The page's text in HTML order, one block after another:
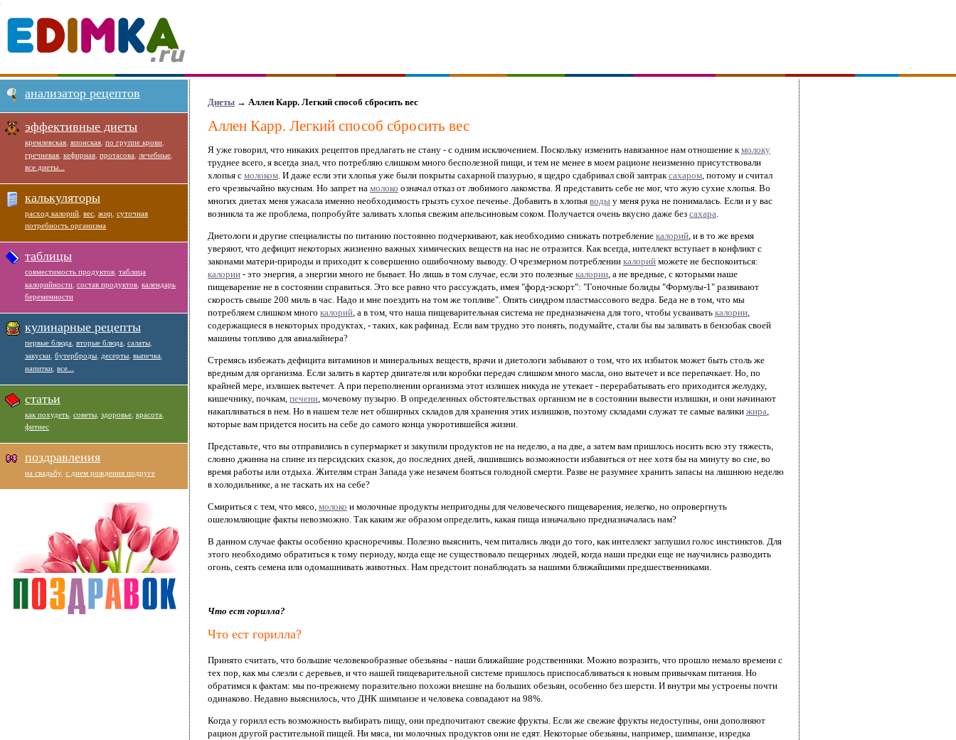
Диеты → Аллен Карр. Легкий способ сбросить вес
Аллен Карр. Легкий способ сбросить вес
Я уже говорил, что никаких рецептов предлагать не стану - с одним исключением. Поскольку изменить навязанное нам отношение кмолоку
труднее всего, я всегда знал, что потребляю слишком много бесполезной пищи, и тем не менее в моем рационе неизменно присутствовали
хлопья с молоком. И даже если эти хлопья уже были покрыты сахарной глазурью, я щедро сдабривал свой завтраксахаром, потому и считал
его чрезвычайно вкусным. Но запрет на молоко означал отказ от любимого лакомства. Я представить себе не мог, что жую сухие хлопья. Во
многих диетах меня ужасала именно необходимость грызть сухое печенье. Добавить в хлопья воды у меня рука не понималась. Если и у вас
возникла та же проблема, попробуйте заливать хлопья свежим апельсиновым соком. Получается очень вкусно даже без сахара.
Диетологи и другие специалисты по питанию постоянно подчеркивают, как необходимо снижать потребление калорий, и в то же время
уверяют, что дефицит некоторых жизненно важных химических веществ на нас не отразится. Как всегда, интеллект вступает в конфликт с
законами матери-природы и приходит к совершенно ошибочному выводу. О чрезмерном потреблении калорий можете не беспокоиться:
калории - это энергия, а энергии много не бывает. Но лишь в том случае, если это полезные калории, а не вредные, с которыми наше
пищеварение не в состоянии справиться. Это все равно что рассуждать, имея "форд-эскорт": "Гоночные болиды "Формулы-1" развивают
скорость свыше 200 миль в час. Надо и мне поездить на том же топливе". Опять синдром пластмассового ведра. Беда не в том, что мы
потребляем слишком много калорий, а в том, что наша пищеварительная система не предназначена для того, чтобы усваивать калории,
содержащиеся в некоторых продуктах, - таких, как рафинад. Если вам трудно это понять, подумайте, стали бы вы заливать в бензобак своей
машины топливо для авиалайнера?
Стремясь избежать дефицита витаминов и минеральных веществ, врачи и диетологи забывают о том, что их избыток может быть столь же
вредным для организма. Если залить в картер двигателя или коробки передач слишком много масла, оно вытечет и все перепачкает. Но, по
крайней мере, излишек вытечет. А при переполнении организма этот излишек никуда не утекает - перерабатывать его приходится желудку,
кишечнику, почкам, печени, мочевому пузырю. В определенных обстоятельствах организм не в состоянии вывести излишки, и они начинают
накапливаться в нем. Но в нашем теле нет обширных складов для хранения этих излишков, поэтому складами служат те самые валики жира,
которые вам придется носить на себе до самого конца укоротившейся жизни.
Представьте, что вы отправились в супермаркет и закупили продуктов не на неделю, а на две, а затем вам пришлось носить всю эту тяжесть,
словно джинна на спине из персидских сказок, до последних дней, лишившись возможности избавиться от нее хотя бы на минуту во сне, во
время работы или отдыха. Жителям стран Запада уже незачем бояться голодной смерти. Разве не разумнее хранить запасы на лишнюю неделю
в холодильнике, а не таскать их на себе?
Смириться с тем, что мясо, молоко и молочные продукты непригодны для человеческого пищеварения, нелегко, но опровергнуть
ошеломляющие факты невозможно. Так каким же образом определить, какая пища изначально предназначалась нам?
В данном случае факты особенно красноречивы. Полезно выяснить, чем питались люди до того, как интеллект заглушил голос инстинктов. Для
этого необходимо обратиться к тому периоду, когда еще не существовало пещерных людей, когда наши предки еще не научились разводить
огонь, сеять семена или одомашнивать животных. Нам предстоит понаблюдать за нашими ближайшими предшественниками.
Что ест горилла?
Что ест горилла?
Принято считать, что большие человекообразные обезьяны - наши ближайшие родственники. Можно возразить, что прошло немало времени с
тех пор, как мы слезли с деревьев, и что нашей пищеварительной системе пришлось приспосабливаться к новым привычкам питания. Но
обратимся к фактам: мы по-прежнему поразительно похожи внешне на больших обезьян, особенно без шерсти. И внутри мы устроены почти
одинаково. Недавно выяснилось, что ДНК шимпанзе и человека совпадают на 98%.
Когда у горилл есть возможность выбирать пищу, они предпочитают свежие фрукты. Если же свежие фрукты недоступны, они дополняют
рацион другой растительной пищей. Ни мяса, ни молочных продуктов они не едят. Некоторые обезьяны, например, шимпанзе, изредка
анализатор рецептов
эффективные диеты
кремлевская японская по группе крови
гречневая кефирная протасова лечебные
все диеты...
калькуляторы
расход калорий вес жир суточная
потребность организма
таблицы
совместимость продуктов таблица
калорийности состав продуктов календарь
беременности
кулинарные рецепты
первые блюда вторые блюда салаты
закуски бутерброды десерты выпечка
напитки все...
статьи
как похудеть советы здоровье красота
фитнес
поздравления
на свадьбу, с днем рождения подруге